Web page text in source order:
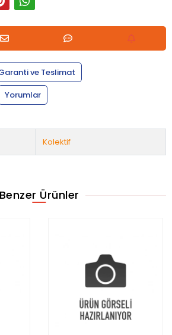
ve Teslimat
Yorumlar
Kolektif
Benzer Ürünler